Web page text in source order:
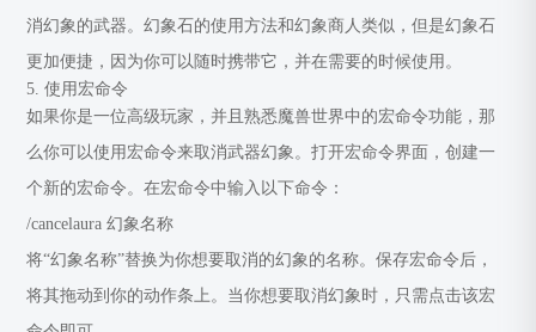
消幻象的武器。幻象石的使用方法和幻象商人类似，但是幻象石
更加便捷，因为你可以随时携带它，并在需要的时候使用。
5. 使用宏命令
如果你是一位高级玩家，并且熟悉魔兽世界中的宏命令功能，那
么你可以使用宏命令来取消武器幻象。打开宏命令界面，创建一
个新的宏命令。在宏命令中输入以下命令：
/cancelaura 幻象名称
将“幻象名称”替换为你想要取消的幻象的名称。保存宏命令后，
将其拖动到你的动作条上。当你想要取消幻象时，只需点击该宏